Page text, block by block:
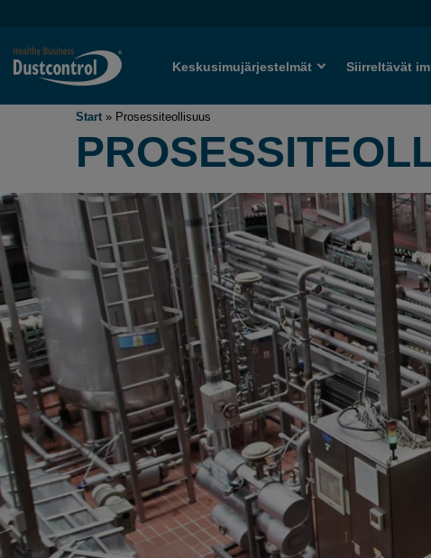
Keskusimujärjestelmät Siirreltävät
Start » Prosessiteollisuus